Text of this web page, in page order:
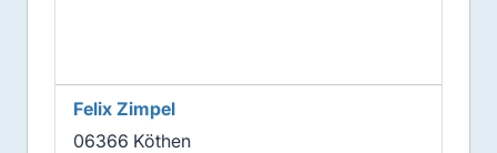
Felix Zimpel
06366 Köthen